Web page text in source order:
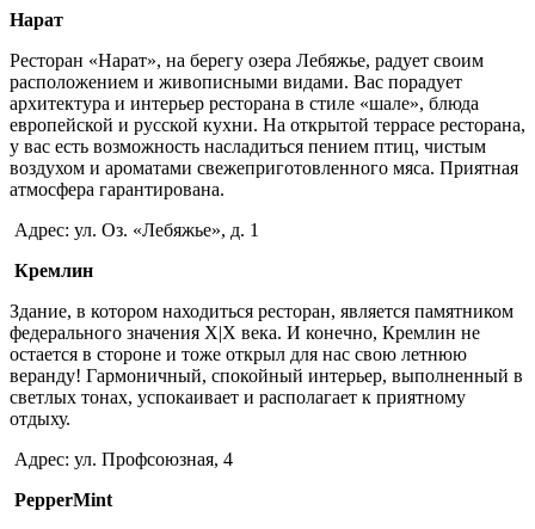
Нарат
Ресторан «Нарат», на берегу озера Лебяжье, радует своим
расположением и живописными видами. Вас порадует
архитектура и интерьер ресторана в стиле «шале», блюда
европейской и русской кухни. На открытой террасе ресторана,
у вас есть возможность насладиться пением птиц, чистым
воздухом и ароматами свежеприготовленного мяса. Приятная
атмосфера гарантирована.
Адрес: ул. Оз. «Лебяжье», д. 1
Кремлин
Здание, в котором находиться ресторан, является памятником
федерального значения Х|Х века. И конечно, Кремлин не
остается в стороне и тоже открыл для нас свою летнюю
веранду! Гармоничный, спокойный интерьер, выполненный в
светлых тонах, успокаивает и располагает к приятному
отдыху.
Адрес: ул. Профсоюзная, 4
PepperMint